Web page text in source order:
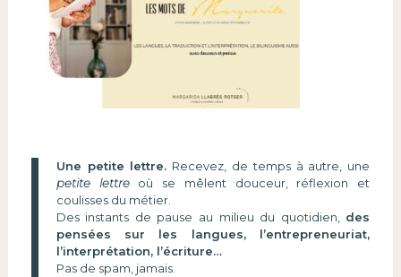
Une petite lettre. Recevez, de temps à autre, une
petite lettreoù se mêlent douceur, réflexion et
coulisses du métier.
Des instants de pause au milieu du quotidien, des
pensées sur les langues, l’entrepreneuriat,
l’interprétation, l’écriture…
Pas de spam, jamais.